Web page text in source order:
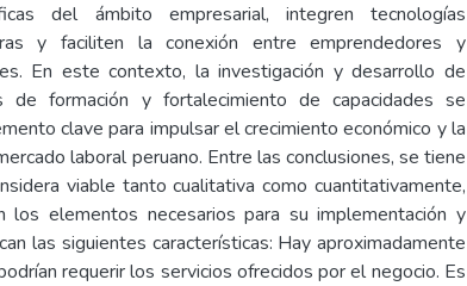
del ámbito empresarial, integren tecnologías
y faciliten la conexión entre emprendedores y
En este contexto, la investigación y desarrollo de
de formación y fortalecimiento de capacidades se
clave para impulsar el crecimiento económico y la
laboral peruano. Entre las conclusiones, se tiene
viable tanto cualitativa como cuantitativamente,
los elementos necesarios para su implementación y
las siguientes características: Hay aproximadamente
requerir los servicios ofrecidos por el negocio. Es